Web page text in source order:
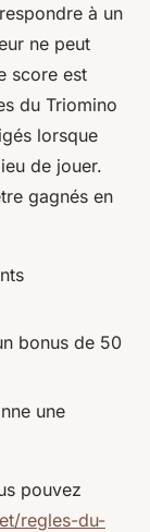
à un
ne peut
score est
du Triomino
lorsque
de jouer.
gagnés en
bonus de 50
une
pouvez
regles-du-